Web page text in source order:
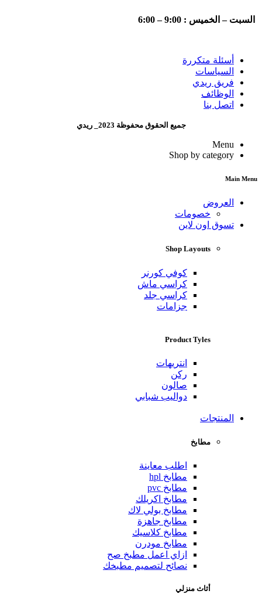
السبت – الخميس : 9:00 – 6:00
أسئلة متكررة
السياسات
فريق ريدي
الوظائف
اتصل بنا
جميع الحقوق محفوظة 2023_ ريدي
Menu
Shop by category
Main Menu
العروض
خصومات
تسوق اون لاين
Shop Layouts
كوفي كورنر
كراسي ماش
كراسي جلد
جزامات
Product Tyles
انتريهات
ركن
صالون
دواليب شبابي
المنتجات
مطابخ
اطلب معاينة
مطابخ hpl
مطابخ pvc
مطابخ اكريلك
مطابخ بولي لاك
مطابخ جاهزة
مطابخ كلاسيك
مطابخ مودرن
ازاي اعمل مطبخ صح
نصائح لتصميم مطبخك
أثاث منزلي